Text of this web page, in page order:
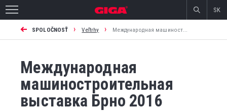
SK
SPOLOČNOSŤ › Veľtrhy › Международная машиност...
Международная
машиностроительная
выставка Брно 2016